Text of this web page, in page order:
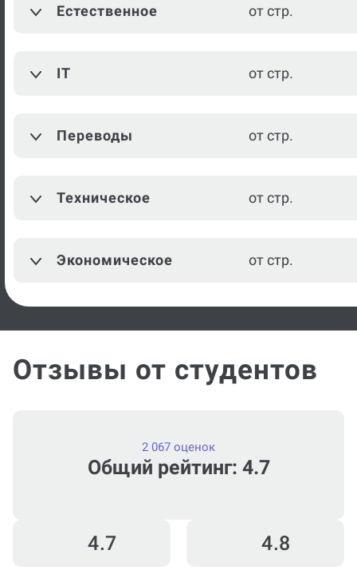
История искусств от стр.
Режиссура от стр.
права зарубежных стран
Естественное от стр.
IT от стр.
Переводы от стр.
Техническое от стр.
Экономическое от стр.
Отзывы от студентов
Общий рейтинг: 4.7
2 067 оценок
4.7 4.8